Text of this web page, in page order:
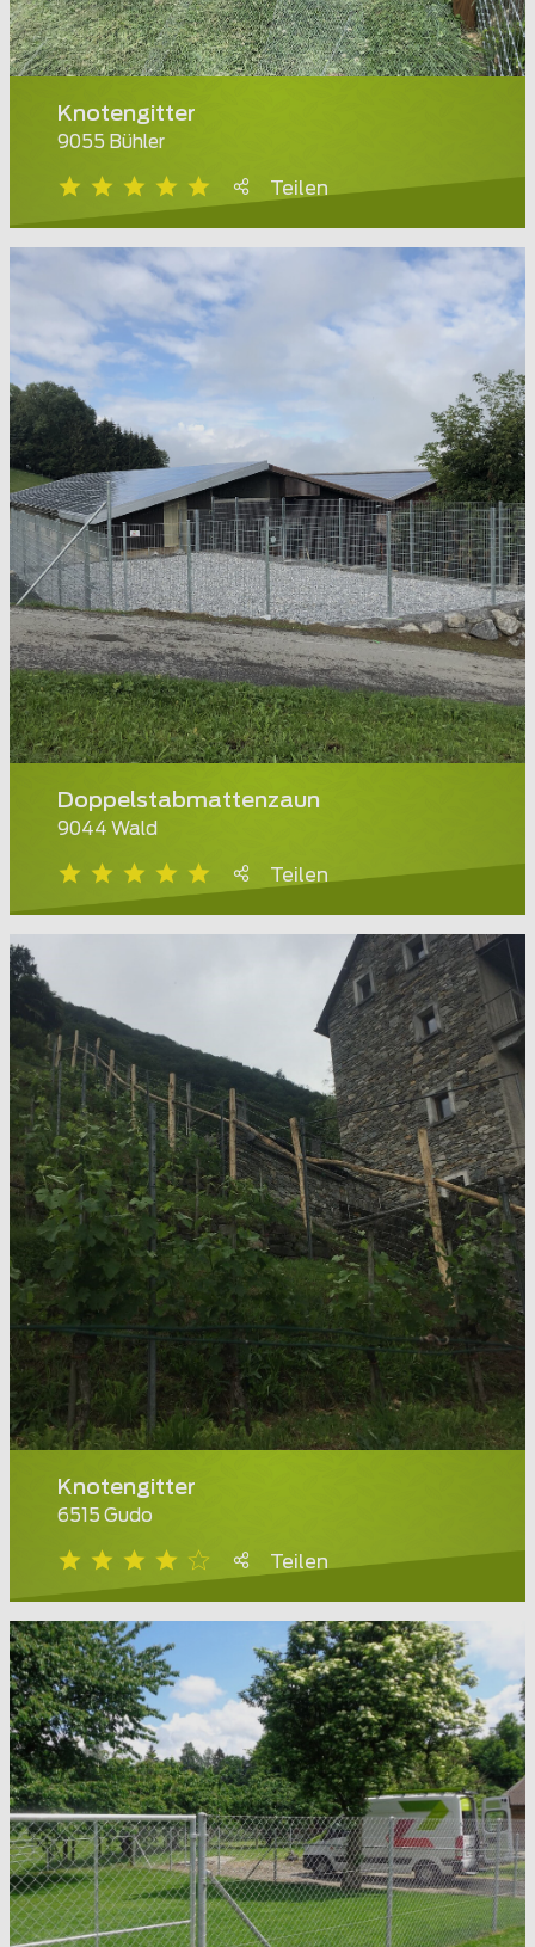
Knotengitter
9055 Bühler
Teilen
Doppelstabmattenzaun
9044 Wald
Teilen
Knotengitter
6515 Gudo
Teilen